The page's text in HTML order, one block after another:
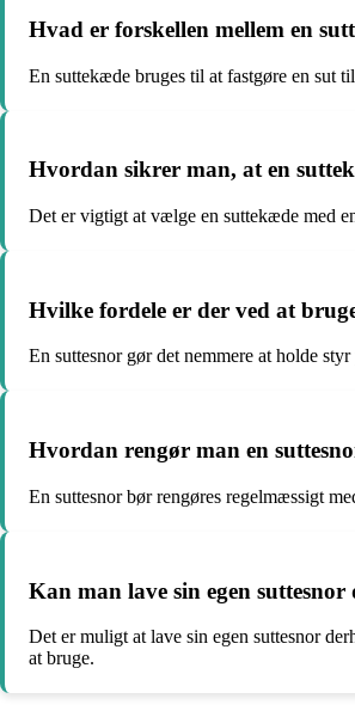
Hvad er forskellen mellem en
En suttekæde bruges til at fastgøre en sut
Hvordan sikrer man, at en
Det er vigtigt at vælge en suttekæde med
Hvilke fordele er der ved at
En suttesnor gør det nemmere at holde
Hvordan rengør man en
En suttesnor bør rengøres regelmæssigt
Kan man lave sin egen suttesnor
Det er muligt at lave sin egen suttesnor
at bruge.